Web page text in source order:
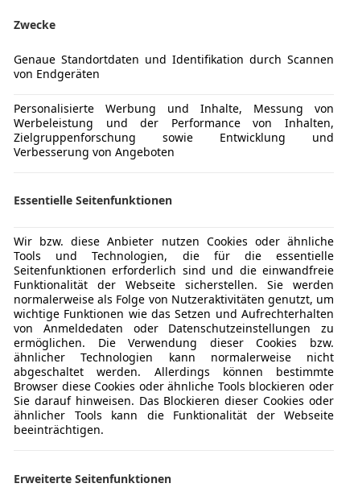
Kraftstoff
Benzin
CO₂-Emissionen
308 g/km
Einparkhilfe
Elektrische
Elektrische
Elektrische
Klimaanlage
Lichtsensor
Android
Apple
Außenfarbe
Grün
Farbe laut Hersteller
Lackierung
Andere
Farbe der Innenausstattung
Schwarz
Innenausstattung
Teilleder
Porsche 911 GT3 RS (991.2) – Radikalität in ihrer
Es gibt kompromisslose Fahrzeuge. Und es gibt
wurden, um jedem zu gefallen – sondern um
Porsche 911 GT3 RS der Generation 991.2 gehört
Zwecke
Genaue Standortdaten und Identifikation durch Scannen
von Endgeräten
Personalisierte Werbung und Inhalte, Messung von
Werbeleistung und der Performance von Inhalten,
Zielgruppenforschung sowie Entwicklung und
Verbesserung von Angeboten
Essentielle Seitenfunktionen
Wir bzw. diese Anbieter nutzen Cookies oder ähnliche
Tools und Technologien, die für die essentielle
Seitenfunktionen erforderlich sind und die einwandfreie
Funktionalität der Webseite sicherstellen. Sie werden
normalerweise als Folge von Nutzeraktivitäten genutzt, um
wichtige Funktionen wie das Setzen und Aufrechterhalten
von Anmeldedaten oder Datenschutzeinstellungen zu
ermöglichen. Die Verwendung dieser Cookies bzw.
ähnlicher Technologien kann normalerweise nicht
abgeschaltet werden. Allerdings können bestimmte
Browser diese Cookies oder ähnliche Tools blockieren oder
Sie darauf hinweisen. Das Blockieren dieser Cookies oder
ähnlicher Tools kann die Funktionalität der Webseite
beeinträchtigen.
Erweiterte Seitenfunktionen